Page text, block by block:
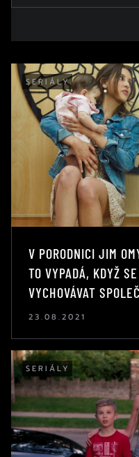
SERIÁLY
V PORODNICI JIM
TO VYPADÁ, KDYŽ
VYCHOVÁVAT
23.08.2021
SERIÁLY